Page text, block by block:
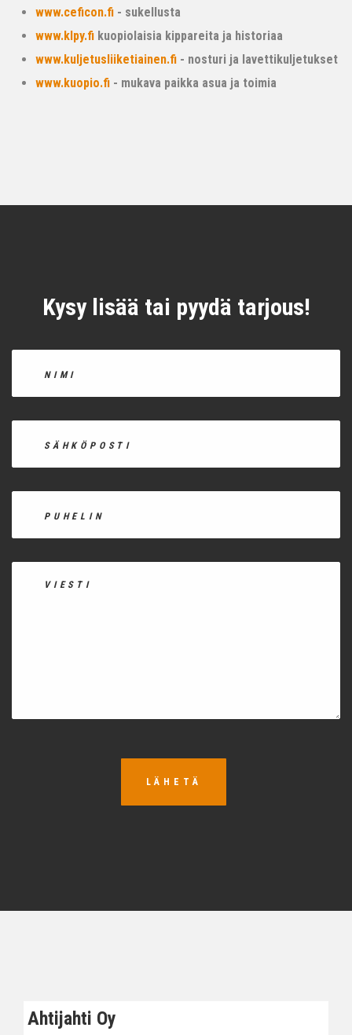
www.ceficon.fi - sukellusta
www.klpy.fi kuopiolaisia kippareita ja historiaa
www.kuljetusliiketiainen.fi - nosturi ja lavettikuljetukset
www.kuopio.fi - mukava paikka asua ja toimia
Kysy lisää tai pyydä tarjous!
LÄHETÄ
Ahtijahti Oy